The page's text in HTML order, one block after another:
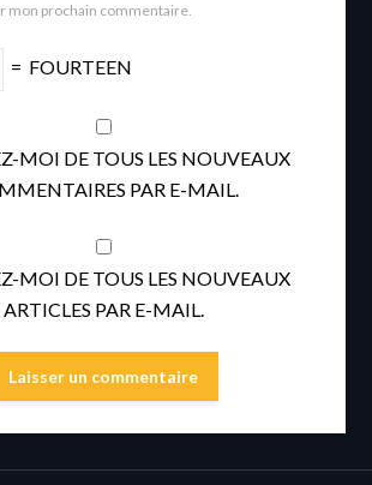
mon prochain commentaire.
= FOURTEEN
MOI DE TOUS LES NOUVEAUX
PAR E-MAIL.
MOI DE TOUS LES NOUVEAUX
ARTICLES PAR E-MAIL.